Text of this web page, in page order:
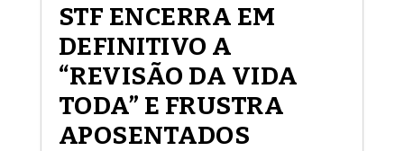
STF ENCERRA EM
DEFINITIVO A
“REVISÃO DA VIDA
TODA” E FRUSTRA
APOSENTADOS